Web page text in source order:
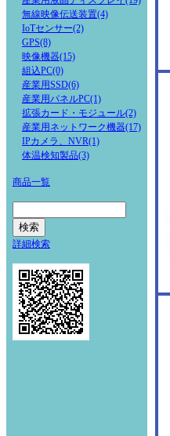
無線映像伝送装置(4)
IoTセンサー(2)
GPS(8)
映像機器(15)
組込PC(0)
産業用SSD(6)
産業用パネルPC(1)
拡張カード・モジュール(2)
産業用ネットワーク機器(17)
IPカメラ、NVR(1)
体温検知製品(3)
商品一覧
詳細検索